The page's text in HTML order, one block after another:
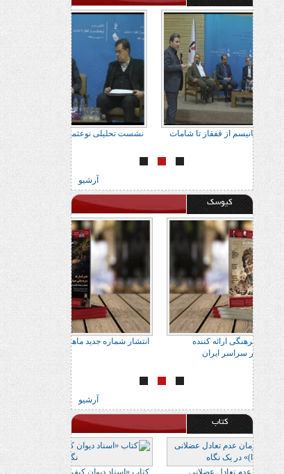
نشست تحلیلی نشست تحلیلی نوعثمانیسم از قفقاز تا شامات
آرشیو
کیوسک
انتشار شماره
آدرس 22 مرکز معتبر فرهنگی ارائه کننده
ماهنامه فراتاب کُردی در سراسر ایران
آرشیو
کتاب
کتاب «ارزیابی و درمان عدم تعادل عضلانی